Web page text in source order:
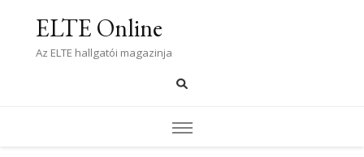
ELTE Online
Az ELTE hallgatói magazinja